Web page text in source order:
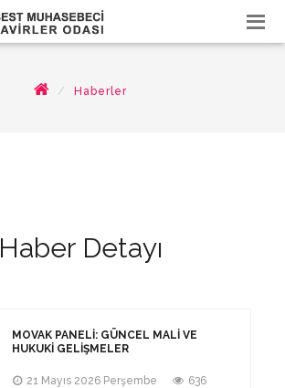
Haberler
Haber Detayı
MOVAK PANELI: GÜNCEL MALI VE
HUKUKI GELIŞMELER
21 Mayıs 2026 Perşembe 636